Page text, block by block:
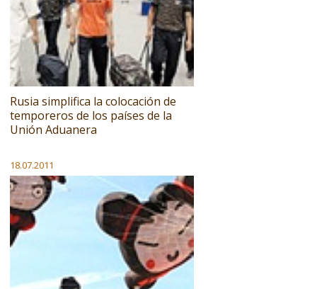
Rusia simplifica la colocación de
temporeros de los países de la
Unión Aduanera
18.07.2011